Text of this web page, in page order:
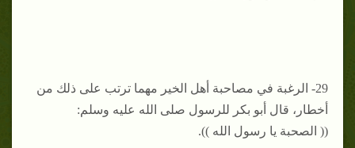
29- الرغبة في مصاحبة أهل الخير مهما ترتب على ذلك من
أخطار، قال أبو بكر للرسول صلى الله عليه وسلم:
(( الصحبة يا رسول الله )).